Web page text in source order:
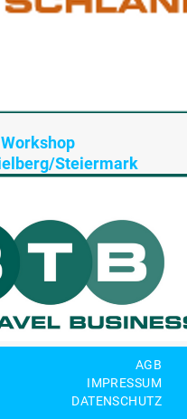
Steiermark
AGB
IMPRESSUM
DATENSCHUTZ